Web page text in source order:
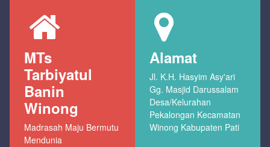
MTs
Tarbiyatul
Banin
Winong
Madrasah Maju Bermutu
Mendunia
Alamat
Jl. K.H. Hasyim Asy'ari
Gg. Masjid Darussalam
Desa/Kelurahan
Pekalongan Kecamatan
Winong Kabupaten Pati